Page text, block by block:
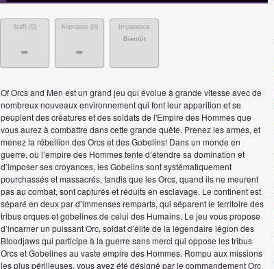
Staff (0)
-
Membres (0)
-
Impatience
Bientôt
Of Orcs and Men est un grand jeu qui évolue à grande vitesse avec de
nombreux nouveaux environnement qui font leur apparition et se
peuplent des créatures et des soldats de l'Empire des Hommes que
vous aurez à combattre dans cette grande quête. Prenez les armes, et
menez la rébellion des Orcs et des Gobelins! Dans un monde en
guerre, où l’empire des Hommes tente d’étendre sa domination et
d’imposer ses croyances, les Gobelins sont systématiquement
pourchassés et massacrés, tandis que les Orcs, quand ils ne meurent
pas au combat, sont capturés et réduits en esclavage. Le continent est
séparé en deux par d’immenses remparts, qui séparent le territoire des
tribus orques et gobelines de celui des Humains. Le jeu vous propose
d’incarner un puissant Orc, soldat d’élite de la légendaire légion des
Bloodjaws qui participe à la guerre sans merci qui oppose les tribus
Orcs et Gobelines au vaste empire des Hommes. Rompu aux missions
les plus périlleuses, vous avez été désigné par le commandement Orc